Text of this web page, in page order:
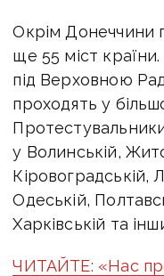
Окрім Донеччини
ще 55 міст
під Верховною
проходять у
у Волинській,
Кіровоградській,
Одеській,
Харківській та
ЧИТАЙТЕ: «Нас